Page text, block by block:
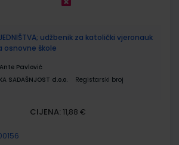
udžbenik za katolički vjeronauk
osnovne škole
Pavlović
SADAŠNJOST d.o.o.
Registarski broj
CIJENA: 11,88 €